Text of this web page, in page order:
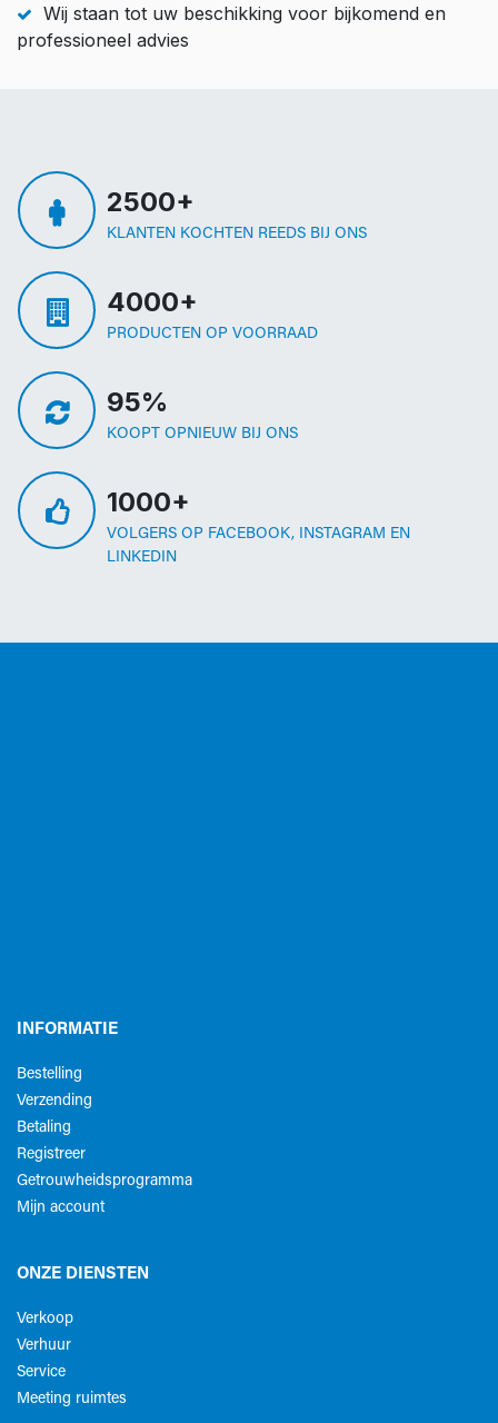
Wij staan tot uw beschikking voor bijkomend en
professioneel advies
2500+
KLANTEN KOCHTEN REEDS BIJ ONS
4000+
PRODUCTEN OP VOORRAAD
95%
KOOPT OPNIEUW BIJ ONS
1000+
VOLGERS OP FACEBOOK, INSTAGRAM EN
LINKEDIN
INFORMATIE
Bestelling
Verzending
Betaling
Registreer
Getrouwheidsprogramma
Mijn account
ONZE DIENSTEN
Verkoop
Verhuur
Service
Meeting ruimtes